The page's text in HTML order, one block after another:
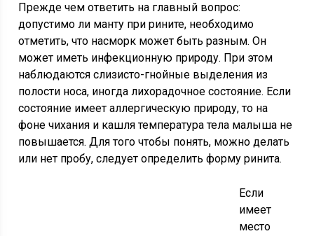
Прежде чем ответить на главный вопрос:
допустимо ли манту при рините, необходимо
отметить, что насморк может быть разным. Он
может иметь инфекционную природу. При этом
наблюдаются слизисто-гнойные выделения из
полости носа, иногда лихорадочное состояние. Если
состояние имеет аллергическую природу, то на
фоне чихания и кашля температура тела малыша не
повышается. Для того чтобы понять, можно делать
или нет пробу, следует определить форму ринита.
Если
имеет
место